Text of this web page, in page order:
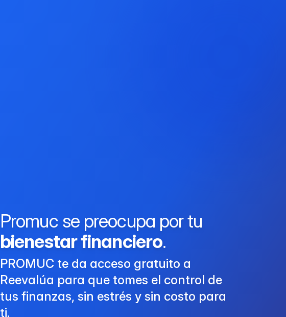
Promuc se preocupa por tu
bienestar financiero.
PROMUC te da acceso gratuito a
Reevalúa para que tomes el control de
tus finanzas, sin estrés y sin costo para
ti.